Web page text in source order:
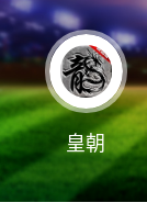
皇朝